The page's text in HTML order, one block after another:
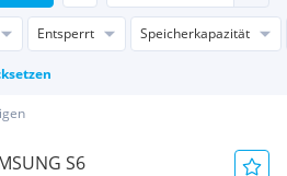
Entsperrt Speicherkapazität
S6